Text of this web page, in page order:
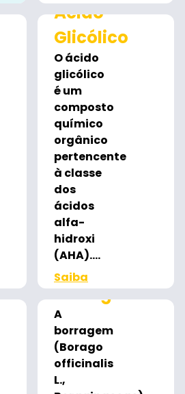
Saiba
Ácido
Glicólico
O ácido
glicólico
é um
composto
químico
orgânico
pertencente
à classe
dos
ácidos
alfa-
hidroxi
(AHA)....
Saiba
mais
Borragem
A
borragem
(Borago
officinalis
L.,